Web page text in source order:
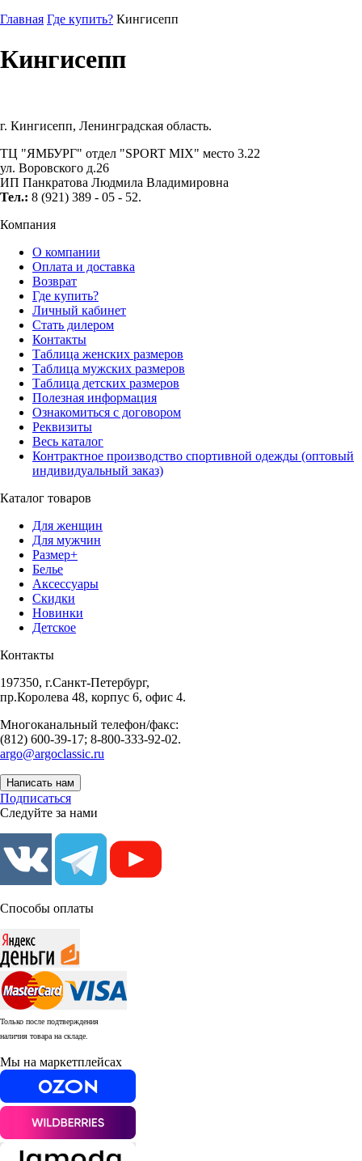
Главная Где купить? Кингисепп
Кингисепп
г. Кингисепп, Ленинградская область.
ТЦ "ЯМБУРГ" отдел "SPORT MIX" место 3.22
ул. Воровского д.26
ИП Панкратова Людмила Владимировна
Тел.: 8 (921) 389 - 05 - 52.
Компания
О компании
Оплата и доставка
Возврат
Где купить?
Личный кабинет
Стать дилером
Контакты
Таблица женских размеров
Таблица мужских размеров
Таблица детских размеров
Полезная информация
Ознакомиться с договором
Реквизиты
Весь каталог
Контрактное производство спортивной одежды (оптовый
индивидуальный заказ)
Каталог товаров
Для женщин
Для мужчин
Размер+
Белье
Аксессуары
Скидки
Новинки
Детское
Контакты
197350, г.Санкт-Петербург,
пр.Королева 48, корпус 6, офис 4.
Многоканальный телефон/факс:
(812) 600-39-17; 8-800-333-92-02.
argo@argoclassic.ru
Написать нам
Подписаться
Следуйте за нами
Способы оплаты
Только после подтверждения
наличия товара на складе.
Мы на маркетплейсах